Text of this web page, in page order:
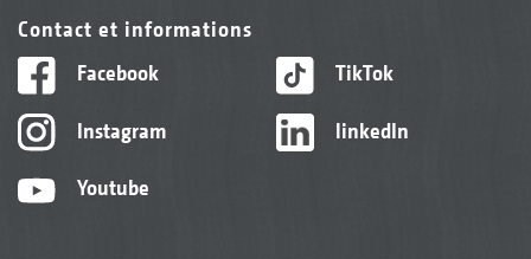
Contact et informations
Facebook
Instagram
Youtube
TikTok
linkedIn